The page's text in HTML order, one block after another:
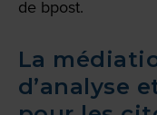
de bpost.
La
d’analyse